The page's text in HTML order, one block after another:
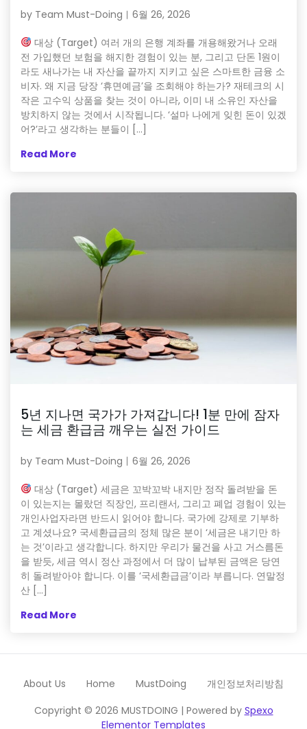
by Team Must-Doing 6월 26, 2026
대상 (Target) 여러 개의 은행 계좌를 개용해왔거나 오래
전 가입했던 보험을 해지한 경험이 있는 분, 그리고 단돈 1원이
라도 새나가는 내 자산을 끝까지 지키고 싶은 스마트한 금융 소
비자. 왜 지금 당장 ‘휴면예금’을 조회해야 하는가? 재테크의 시
작은 고수익 상품을 찾는 것이 아니라, 이미 내 소유인 자산을
방치하지 않는 것에서 시작됩니다. ‘설마 나에게 잊힌 돈이 있겠
어?’라고 생각하는 분들이 […]
Read More
5년 지나면 국가가 가져갑니다! 1분 만에 잠자
는 세금 환급금 깨우는 실전 가이드
by Team Must-Doing 6월 26, 2026
대상 (Target) 세금은 꼬박꼬박 내지만 정작 돌려받을 돈
이 있는지는 몰랐던 직장인, 프리랜서, 그리고 폐업 경험이 있는
개인사업자라면 반드시 읽어야 합니다. 국가에 강제로 기부하
고 계셨나요? 국세환급금의 정체 많은 분이 ‘세금은 내기만 하
는 것’이라고 생각합니다. 하지만 우리가 물건을 사고 거스름돈
을 받듯, 세금 역시 정산 과정에서 더 많이 납부된 금액은 당연
히 돌려받아야 합니다. 이를 ‘국세환급금’이라 부릅니다. 연말정
산 […]
Read More
Copyright © 2026 MUSTDOING | Powered by Spexo
Elementor Templates
About Us Home MustDoing 개인정보처리방침